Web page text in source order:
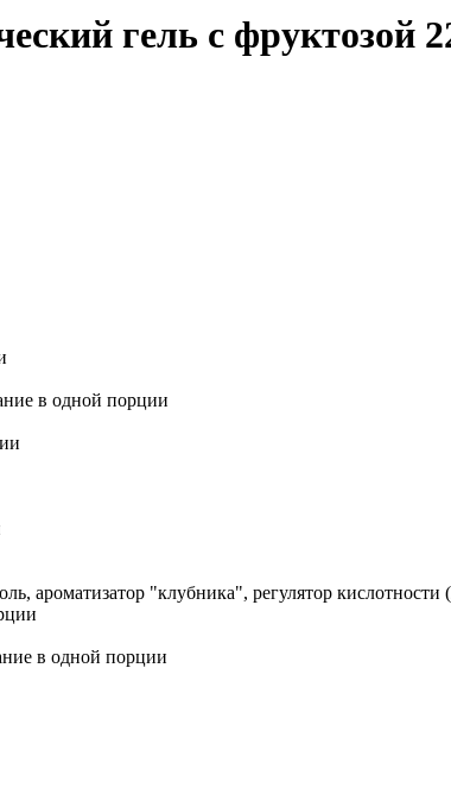
гель с
в одной порции
ароматизатор "клубника", регулятор
в одной порции